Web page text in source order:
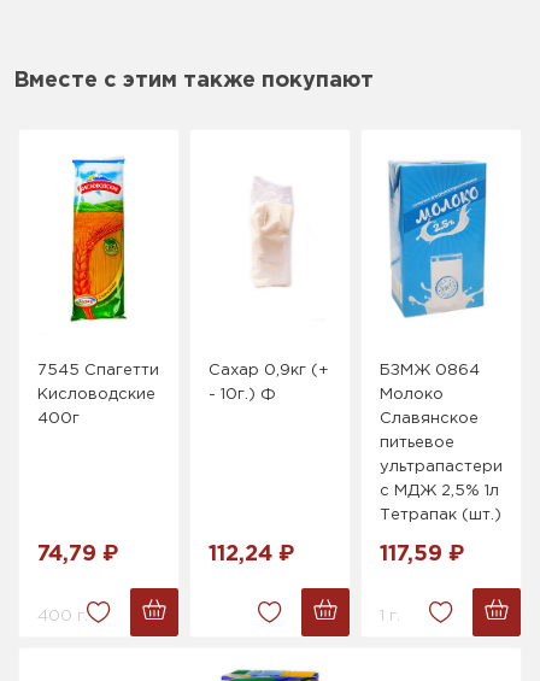
Вместе с этим также покупают
7545 Спагетти
Кисловодские
400г
74,79 ₽
400 г.
Сахар 0,9кг (+
- 10г.) Ф
112,24 ₽
БЗМЖ 0864
Молоко
Славянское
питьевое
с МДЖ 2,5% 1л
Тетрапак (шт.)
117,59 ₽
1 г.